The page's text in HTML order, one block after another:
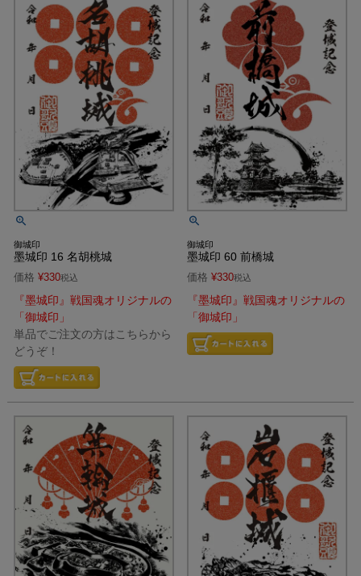
御城印
墨城印 16 名胡桃城
価格 ¥330税込
『墨城印』戦国魂オリジナルの
「御城印」
単品でご注文の方はこちらから
どうぞ！
御城印
墨城印 60 前橋城
価格 ¥330税込
『墨城印』戦国魂オリジナルの
「御城印」